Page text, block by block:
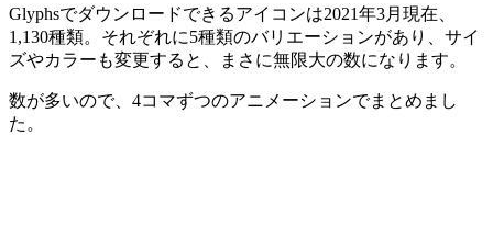
Glyphsでダウンロードできるアイコンは2021年3月現在、
1,130種類。それぞれに5種類のバリエーションがあり、サイ
ズやカラーも変更すると、まさに無限大の数になります。
数が多いので、4コマずつのアニメーションでまとめまし
た。